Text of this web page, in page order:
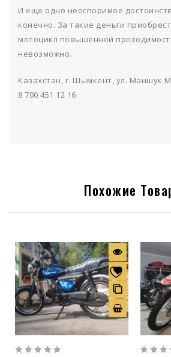
И еще одно неоспоримое
конечно. За такие деньги
мотоцикл повышенной
невозможно.
Казахстан, г. Шымкент, ул. Маншук
8 700 451 12 16
Похожие